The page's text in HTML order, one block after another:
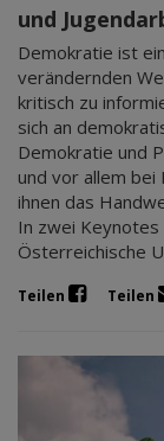
und
Demokratie ist
verändernden
kritisch zu
sich an
Demokratie und
und vor allem bei
ihnen das
In zwei
Österreichische
Teilen Teilen